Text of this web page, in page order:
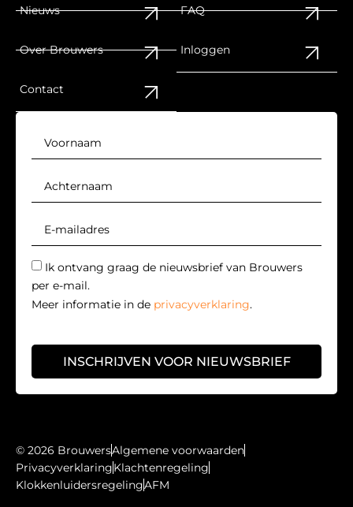
Nieuws
Over Brouwers
Contact
FAQ
Inloggen
Ik ontvang graag de nieuwsbrief van Brouwers
per e-mail.
Meer informatie in de privacyverklaring.
INSCHRIJVEN VOOR NIEUWSBRIEF
© 2026 BrouwersAlgemene voorwaarden
PrivacyverklaringKlachtenregeling
KlokkenluidersregelingAFM